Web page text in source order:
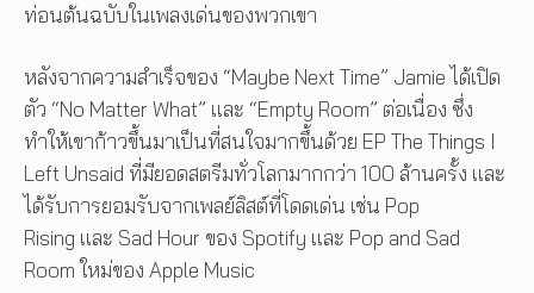
ท่อนต้นฉบับในเพลงเด่นของพวกเขา
หลังจากความสำเร็จของ “Maybe Next Time” Jamie ได้เปิด
ตัว “No Matter What” และ “Empty Room” ต่อเนื่อง ซึ่ง
ทำให้เขาก้าวขึ้นมาเป็นที่สนใจมากขึ้นด้วย EP The Things I
Left Unsaid ที่มียอดสตรีมทั่วโลกมากกว่า 100 ล้านครั้ง และ
ได้รับการยอมรับจากเพลย์ลิสต์ที่โดดเด่น เช่น Pop
Rising และ Sad Hour ของ Spotify และ Pop and Sad
Room ใหม่ของ Apple Music